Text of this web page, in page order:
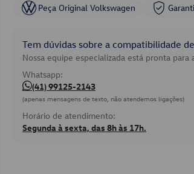
Peça Original Volkswagen
Tem dúvidas sobre a compatibilidade
Nossa equipe especializada está pronta para
Whatsapp:
(41) 99125-2143
(apenas mensagens de texto, não atendemos ligações)
Horário de atendimento:
Segunda à sexta, das 8h às 17h.